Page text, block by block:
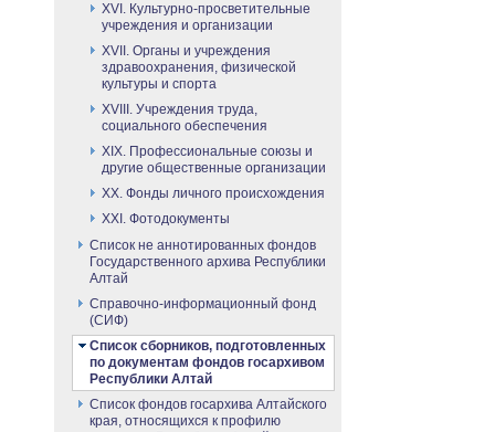
XVI. Культурно-просветительные
учреждения и организации
XVII. Органы и учреждения
здравоохранения, физической
культуры и спорта
XVIII. Учреждения труда,
социального обеспечения
ХIХ. Профессиональные союзы и
другие общественные организации
XX. Фонды личного происхождения
XXI. Фотодокументы
Список не аннотированных фондов
Государственного архива Республики
Алтай
Справочно-информационный фонд
(СИФ)
Список сборников, подготовленных
по документам фондов госархивом
Республики Алтай
Список фондов госархива Алтайского
края, относящихся к профилю